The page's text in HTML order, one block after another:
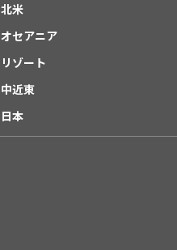
北米
オセアニア
リゾート
中近東
日本